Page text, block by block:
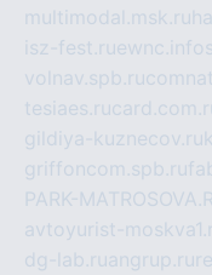
multimodal.msk.ru
isz-fest.ruewnc.info
volnav.spb.ru
tesiaes.ru
gildiya-kuznecov.ru
griffoncom.spb.ru
PARK-
avtoyurist-
dg-lab.ruangrup.ru